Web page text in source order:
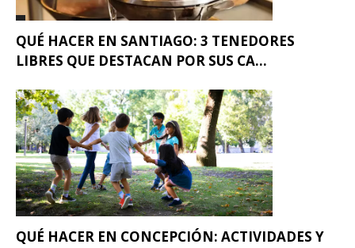
QUÉ HACER EN SANTIAGO: 3 TENEDORES
LIBRES QUE DESTACAN POR SUS CA...
QUÉ HACER EN CONCEPCIÓN: ACTIVIDADES Y